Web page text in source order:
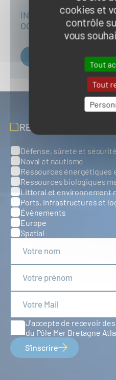
cookies et
contrôle
vous
Tout
Tout
INSCRIPTION AU
OCTOBRE 2025 (11H00-
Lien d'inscription au
RECEVOIR NOS
Catégories
Défense, sûreté et
Naval et nautisme
Ressources énergétiques
Ressources biologiques
Littoral et environnement
Ports, infrastructures et
Évènements
Europe
Spatial
J'accepte de recevoir
du Pôle Mer Bretagne
S'inscrire